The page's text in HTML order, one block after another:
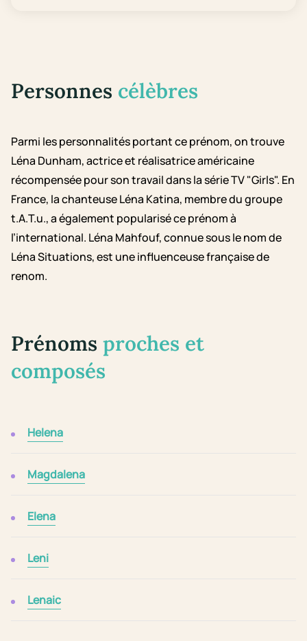
Personnes célèbres
Parmi les personnalités portant ce prénom, on trouve
Léna Dunham, actrice et réalisatrice américaine
récompensée pour son travail dans la série TV "Girls". En
France, la chanteuse Léna Katina, membre du groupe
t.A.T.u., a également popularisé ce prénom à
l’international. Léna Mahfouf, connue sous le nom de
Léna Situations, est une influenceuse française de
renom.
Prénoms proches et
composés
Helena
Magdalena
Elena
Leni
Lenaic